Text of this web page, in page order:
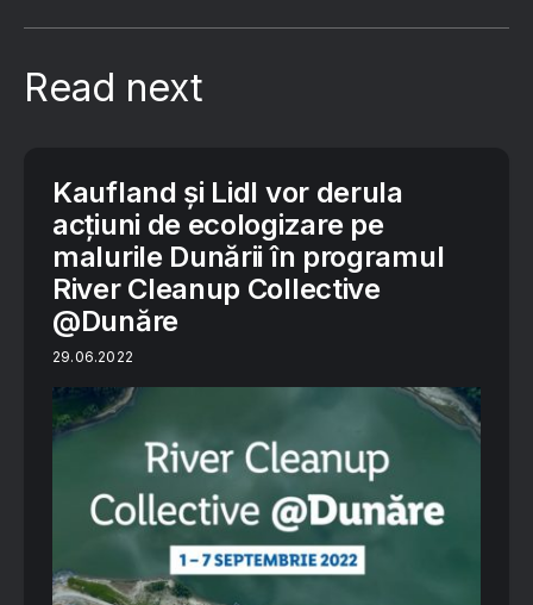
Read next
Kaufland și Lidl vor derula
acțiuni de ecologizare pe
malurile Dunării în programul
River Cleanup Collective
@Dunăre
29.06.2022